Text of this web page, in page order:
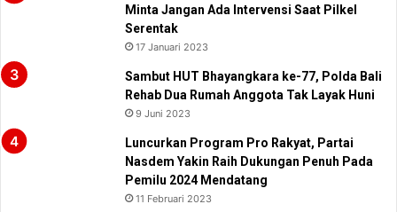
Minta Jangan Ada Intervensi Saat Pilkel
Serentak
17 Januari 2023
Sambut HUT Bhayangkara ke-77, Polda Bali
Rehab Dua Rumah Anggota Tak Layak Huni
9 Juni 2023
Luncurkan Program Pro Rakyat, Partai
Nasdem Yakin Raih Dukungan Penuh Pada
Pemilu 2024 Mendatang
11 Februari 2023